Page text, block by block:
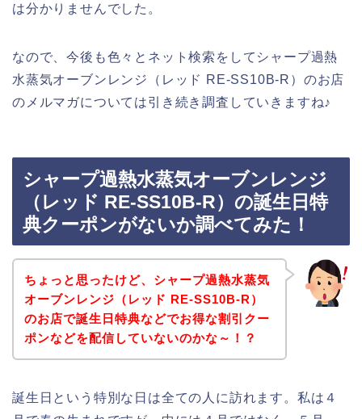
は分かりませんでした。
なので、今後も色々とネット検索をしてシャープ過熱
水蒸気オーブンレンジ（レッド RE-SS10B-R）のお店
のメルマガについては引き続き調査していきますね♪
シャープ過熱水蒸気オーブンレンジ
（レッド RE-SS10B-R）の誕生日特
典クーポンがないか調べてみた！
ちょっと思ったけど、シャープ過熱水蒸気
オーブンレンジ（レッド RE-SS10B-R）
のお店で誕生日特典などでお得な割引クー
ポンなどを配信していないのかな～！？
誕生日という特別な日は全ての人に訪れます。私は４